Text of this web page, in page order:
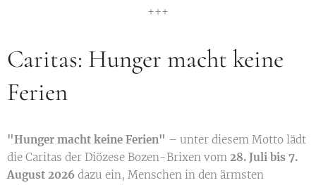
+++
Caritas: Hunger macht keine
Ferien
"Hunger macht keine Ferien" – unter diesem Motto lädt
die Caritas der Diözese Bozen-Brixen vom 28. Juli bis 7.
August 2026 dazu ein, Menschen in den ärmsten